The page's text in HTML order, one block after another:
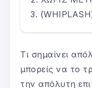
Τι σημαίνει
μπορείς να το
την απόλυτη